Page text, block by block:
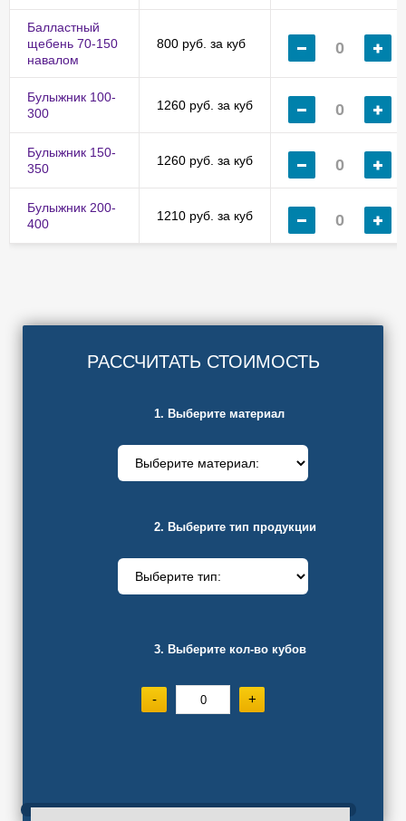
Балластный
щебень 70-150
навалом
800 руб. за куб
Булыжник 100-
300
1260 руб. за куб
Булыжник 150-
350
1260 руб. за куб
Булыжник 200-
400
1210 руб. за куб
РАССЧИТАТЬ СТОИМОСТЬ
1. Выберите материал
2. Выберите тип продукции
3. Выберите кол-во кубов
- +